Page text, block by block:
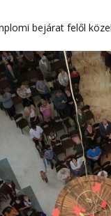
bejárat felől